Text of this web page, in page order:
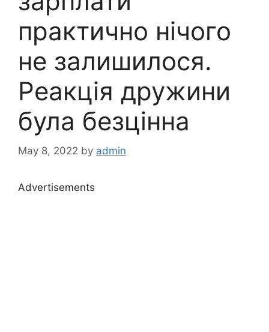
практично нічого
не залишилося.
Реакція дружини
була безцінна
May 8, 2022 by admin
Advertisements